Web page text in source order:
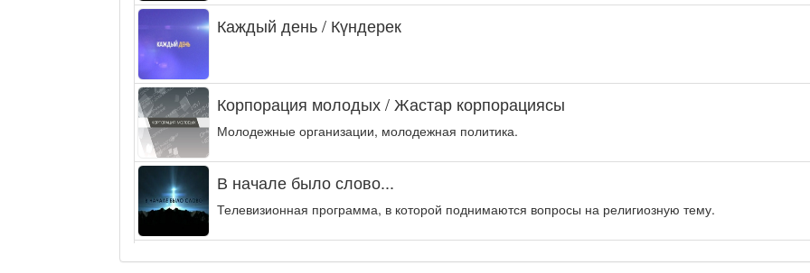
Каждый день / Күндерек
Корпорация молодых / Жастар корпорациясы
Молодежные организации, молодежная политика.
В начале было слово...
Телевизионная программа, в которой поднимаются вопросы на религиозную тему.
Энергия удачи